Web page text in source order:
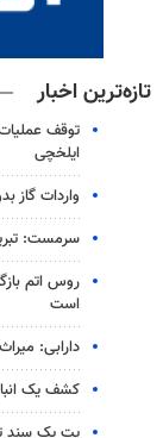
تازه‌ترین اخبار
توقف
ایلخچی
واردات گاز
سرمست:
روس اتم
است
دارابی:
کشف یک